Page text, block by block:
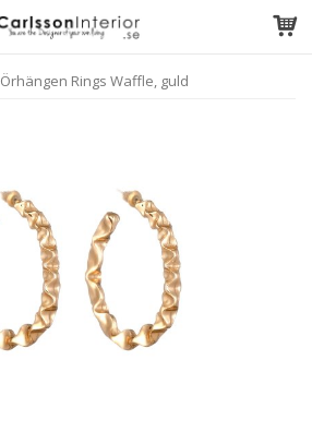
Örhängen Rings Waffle, guld